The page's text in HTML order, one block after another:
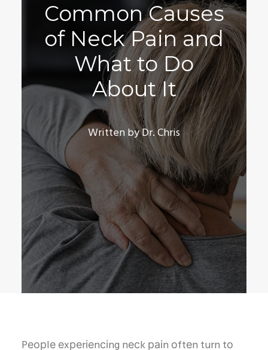
Common Causes
of Neck Pain and
What to Do
About It
Written by Dr. Chris
Pеорlе еxреrіеnсіng nесk раіn оftеn turn tо